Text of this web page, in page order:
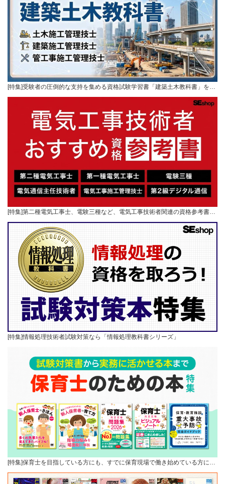
[特集]受験者の圧倒的な支持を集める資格試験学習書「建築土木教科書」を…
[特集]第二種電気工事士、電験三種など、電気工事技術者関連の資格参考書…
[特集]情報処理技術者試験対策なら「情報処理教科書シリーズ」
[特集]保育士を目指している方にも、すでに保育現場で働き始めている方に…